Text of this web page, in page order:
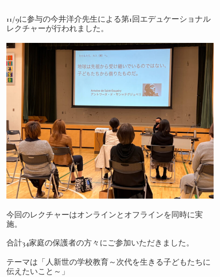
11/9に参与の今井洋介先生による第1回エデュケーショナル
レクチャーが行われました。
今回のレクチャーはオンラインとオフラインを同時に実
施。
合計34家庭の保護者の方々にご参加いただきました。
テーマは「人新世の学校教育～次代を生きる子どもたちに
伝えたいこと～」